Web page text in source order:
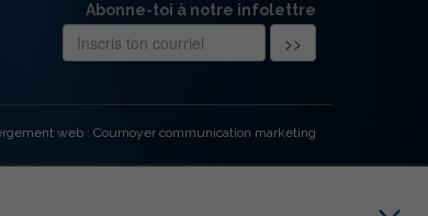
Abonne-toi à notre infolettre
web : Cournoyer communication marketing